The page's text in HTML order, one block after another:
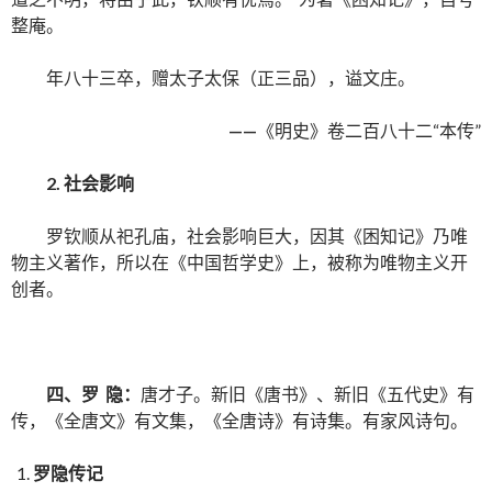
整庵。
年八十三卒，赠太子太保（正三品），谥文庄。
—— 《明史》卷二百八十二“本传”
2. 社会影响
罗钦顺从祀孔庙，社会影响巨大，因其《困知记》乃唯
物主义著作，所以在《中国哲学史》上，被称为唯物主义开
创者。
四、 罗 隐 ： 唐才子。新旧《唐书》、新旧《五代史》有
传，《全唐文》有文集，《全唐诗》有诗集。有家风诗句。
罗隐传记